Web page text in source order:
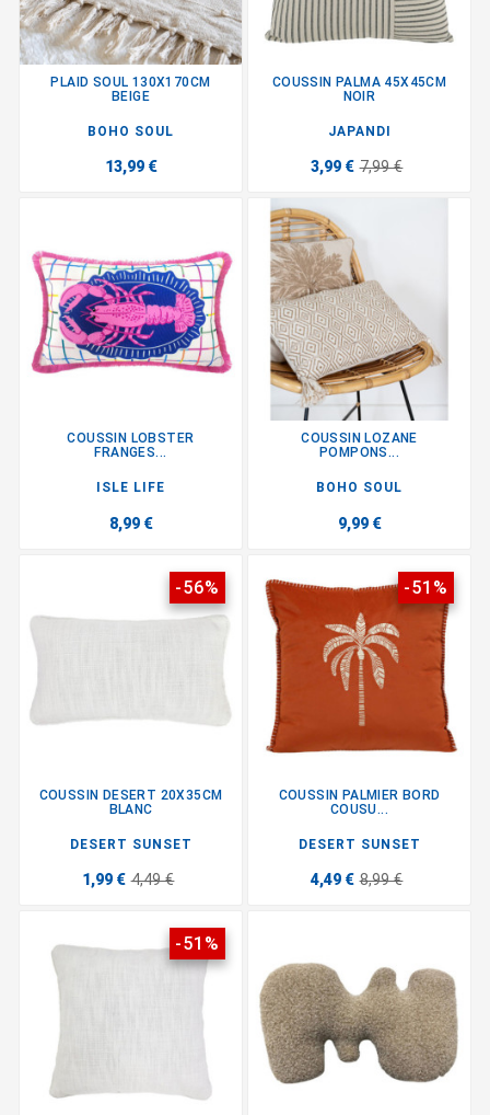
PLAID SOUL 130X170CM
BEIGE
BOHO SOUL
13,99 €
COUSSIN PALMA 45X45CM
NOIR
JAPANDI
3,99 € 7,99 €
COUSSIN LOBSTER
FRANGES...
ISLE LIFE
8,99 €
COUSSIN LOZANE
POMPONS...
BOHO SOUL
9,99 €
-56%
COUSSIN DESERT 20X35CM
BLANC
DESERT SUNSET
1,99 € 4,49 €
-51%
COUSSIN PALMIER BORD
COUSU...
DESERT SUNSET
4,49 € 8,99 €
-51%